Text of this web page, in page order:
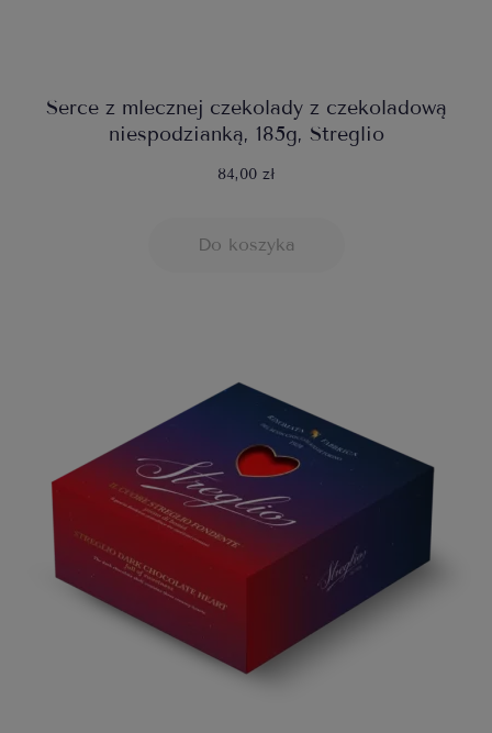
Serce z mlecznej czekolady z czekoladową
niespodzianką, 185g, Streglio
84,00 zł
Do koszyka